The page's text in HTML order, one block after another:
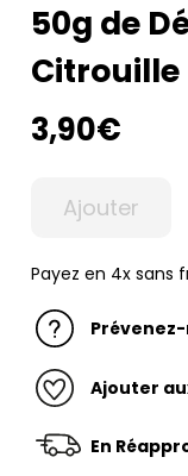
50g de
Citrouille
3,90€
Ajouter
Payez en 4x sans
Ajouter
En